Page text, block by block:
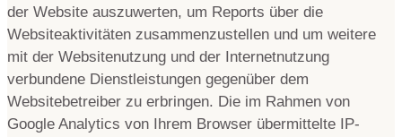
der Website auszuwerten, um Reports über die
Websiteaktivitäten zusammenzustellen und um weitere
mit der Websitenutzung und der Internetnutzung
verbundene Dienstleistungen gegenüber dem
Websitebetreiber zu erbringen. Die im Rahmen von
Google Analytics von Ihrem Browser übermittelte IP-